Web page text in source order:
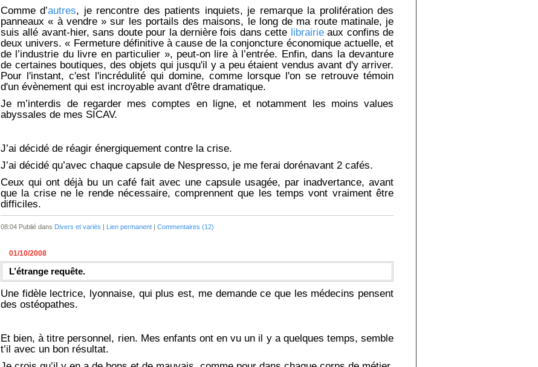
Comme d’autres, je rencontre des patients inquiets, je remarque la prolifération des
panneaux « à vendre » sur les portails des maisons, le long de ma route matinale, je
suis allé avant-hier, sans doute pour la dernière fois dans cette librairieaux confins de
deux univers. « Fermeture définitive à cause de la conjoncture économique actuelle, et
de l’industrie du livre en particulier », peut-on lire à l’entrée. Enfin, dans la devanture
de certaines boutiques, des objets qui jusqu'il y a peu étaient vendus avant d'y arriver.
Pour l'instant, c'est l'incrédulité qui domine, comme lorsque l'on se retrouve témoin
d'un évènement qui est incroyable avant d'être dramatique.
Je m’interdis de regarder mes comptes en ligne, et notamment les moins values
abyssales de mes SICAV.
J’ai décidé de réagir énergiquement contre la crise.
J’ai décidé qu’avec chaque capsule de Nespresso, je me ferai dorénavant 2 cafés.
Ceux qui ont déjà bu un café fait avec une capsule usagée, par inadvertance, avant
que la crise ne le rende nécessaire, comprennent que les temps vont vraiment être
difficiles.
08:04 Publié dans Divers et variés | Lien permanent | Commentaires (12)
01/10/2008
L’étrange requête.
Une fidèle lectrice, lyonnaise, qui plus est, me demande ce que les médecins pensent
des ostéopathes.
Et bien, à titre personnel, rien. Mes enfants ont en vu un il y a quelques temps, semble
t’il avec un bon résultat.